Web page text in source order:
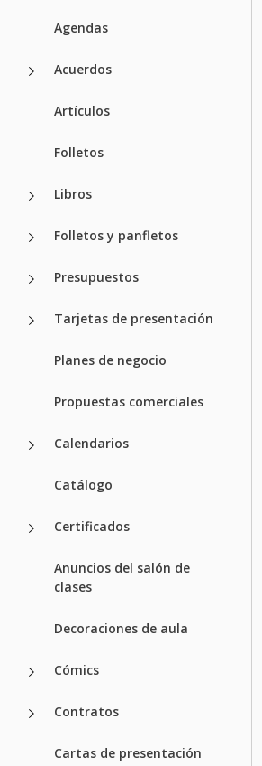
Agendas
Acuerdos
Artículos
Folletos
Libros
Folletos y panfletos
Presupuestos
Tarjetas de presentación
Planes de negocio
Propuestas comerciales
Calendarios
Catálogo
Certificados
Anuncios del salón de
clases
Decoraciones de aula
Cómics
Contratos
Cartas de presentación